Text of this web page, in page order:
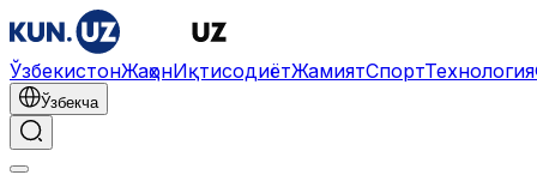
ЎзбекистонЖаҳонИқтисодиётЖамиятСпортТехнология
Ўзбекча